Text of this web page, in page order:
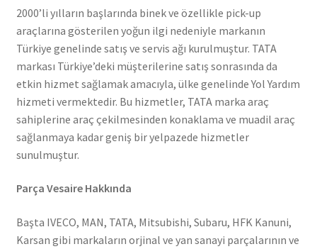
2000’li yılların başlarında binek ve özellikle pick-up
araçlarına gösterilen yoğun ilgi nedeniyle markanın
Türkiye genelinde satış ve servis ağı kurulmuştur. TATA
markası Türkiye’deki müşterilerine satış sonrasında da
etkin hizmet sağlamak amacıyla, ülke genelinde Yol Yardım
hizmeti vermektedir. Bu hizmetler, TATA marka araç
sahiplerine araç çekilmesinden konaklama ve muadil araç
sağlanmaya kadar geniş bir yelpazede hizmetler
sunulmuştur.
Parça Vesaire Hakkında
Başta IVECO, MAN, TATA, Mitsubishi, Subaru, HFK Kanuni,
Karsan gibi markaların orjinal ve yan sanayi parçalarının ve